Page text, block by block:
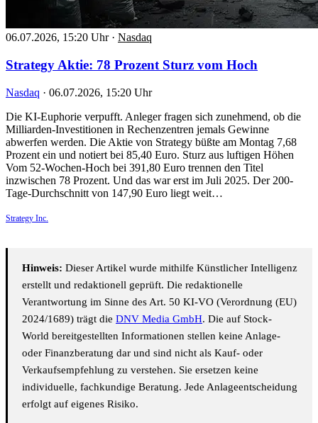
06.07.2026, 15:20 Uhr · Nasdaq
Strategy Aktie: 78 Prozent Sturz vom Hoch
Nasdaq · 06.07.2026, 15:20 Uhr
Die KI-Euphorie verpufft. Anleger fragen sich zunehmend, ob die
Milliarden-Investitionen in Rechenzentren jemals Gewinne
abwerfen werden. Die Aktie von Strategy büßte am Montag 7,68
Prozent ein und notiert bei 85,40 Euro. Sturz aus luftigen Höhen
Vom 52-Wochen-Hoch bei 391,80 Euro trennen den Titel
inzwischen 78 Prozent. Und das war erst im Juli 2025. Der 200-
Tage-Durchschnitt von 147,90 Euro liegt weit…
Strategy Inc.
Hinweis: Dieser Artikel wurde mithilfe Künstlicher Intelligenz
erstellt und redaktionell geprüft. Die redaktionelle
Verantwortung im Sinne des Art. 50 KI-VO (Verordnung (EU)
2024/1689) trägt die DNV Media GmbH. Die auf Stock-
World bereitgestellten Informationen stellen keine Anlage-
oder Finanzberatung dar und sind nicht als Kauf- oder
Verkaufsempfehlung zu verstehen. Sie ersetzen keine
individuelle, fachkundige Beratung. Jede Anlageentscheidung
erfolgt auf eigenes Risiko.